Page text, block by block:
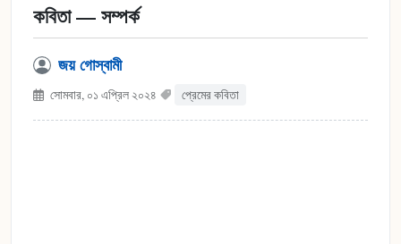
কবিতা — সম্পর্ক
জয় গোস্বামী
সোমবার, ০১ এপ্রিল ২০২৪ প্রেমের কবিতা